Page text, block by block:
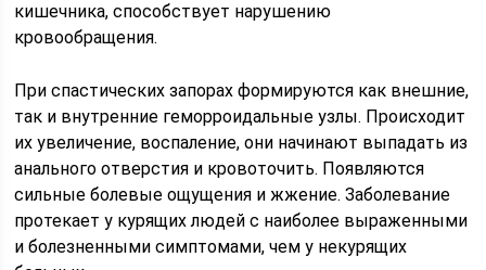
кишечника, способствует нарушению
кровообращения.
При спастических запорах формируются как внешние,
так и внутренние геморроидальные узлы. Происходит
их увеличение, воспаление, они начинают выпадать из
анального отверстия и кровоточить. Появляются
сильные болевые ощущения и жжение. Заболевание
протекает у курящих людей с наиболее выраженными
и болезненными симптомами, чем у некурящих